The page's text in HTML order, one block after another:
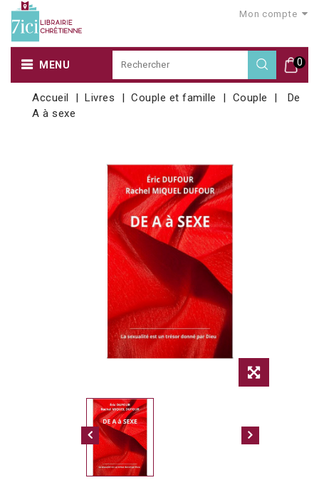
Mon compte
0
MENU
Accueil Livres Couple et famille Couple
De
A à sexe